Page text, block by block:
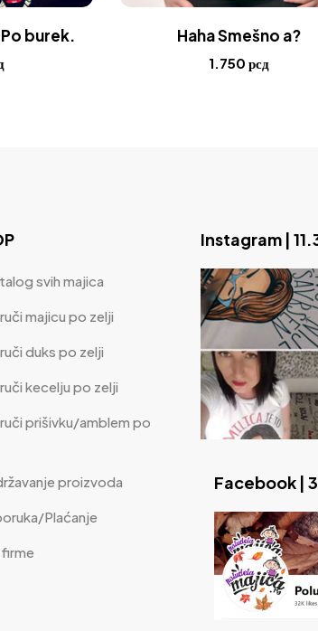
burek. Haha Smešno a?
1.750 рсд
svih majica
majicu po zelji
duks po zelji
kecelju po zelji
prišivku/amblem po
proizvoda
Plaćanje
Instagram |
Facebook |